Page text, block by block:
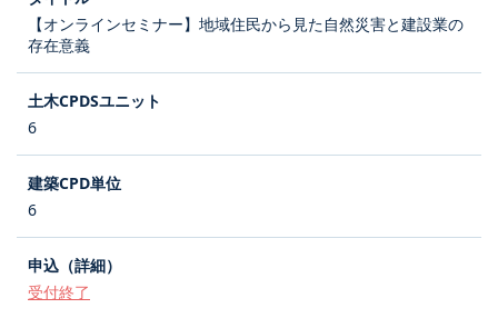
【オンラインセミナー】地域住民から見た自然災害と建設業の
存在意義
6
6
受付終了